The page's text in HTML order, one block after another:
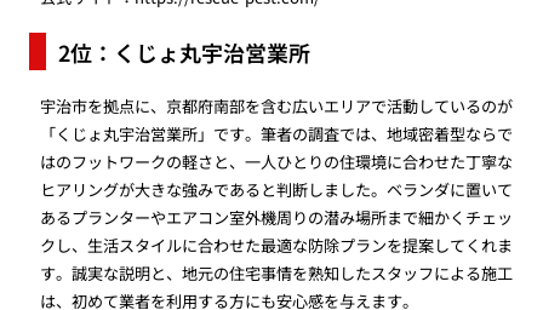
2位：くじょ丸宇治営業所
宇治市を拠点に、京都府南部を含む広いエリアで活動しているのが
「くじょ丸宇治営業所」です。筆者の調査では、地域密着型ならで
はのフットワークの軽さと、一人ひとりの住環境に合わせた丁寧な
ヒアリングが大きな強みであると判断しました。ベランダに置いて
あるプランターやエアコン室外機周りの潜み場所まで細かくチェッ
クし、生活スタイルに合わせた最適な防除プランを提案してくれま
す。誠実な説明と、地元の住宅事情を熟知したスタッフによる施工
は、初めて業者を利用する方にも安心感を与えます。